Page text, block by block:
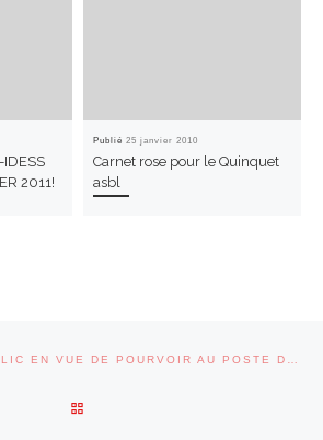
2011!
Publié25 janvier 2010
Carnet rose pour le Quinquet
asbl
articles